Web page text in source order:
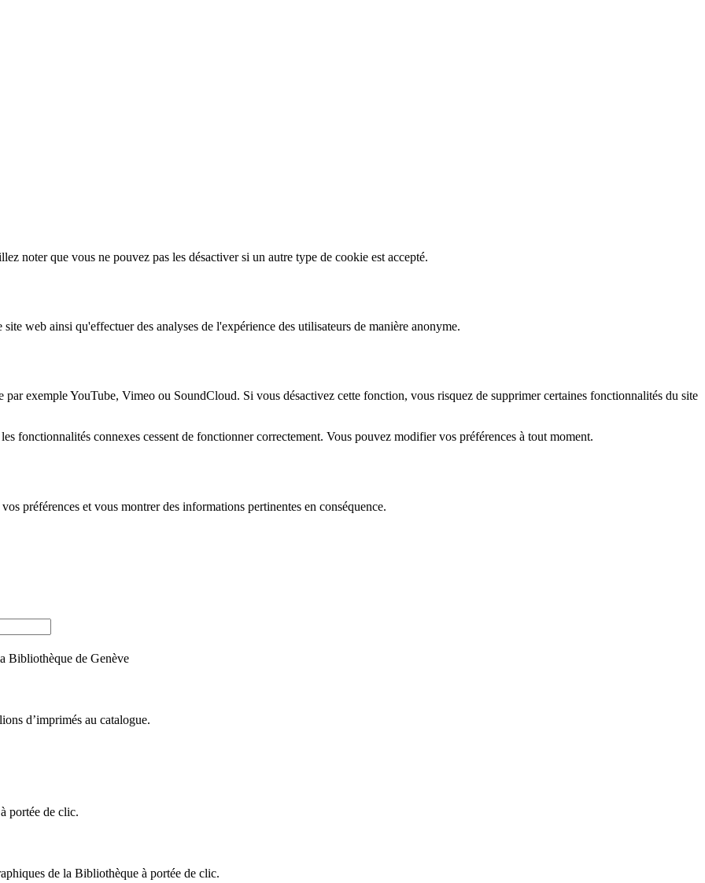
noter que vous ne pouvez pas les désactiver si un autre type de cookie est accepté.
web ainsi qu'effectuer des analyses de l'expérience des utilisateurs de manière anonyme.
exemple YouTube, Vimeo ou SoundCloud. Si vous désactivez cette fonction, vous risquez de supprimer certaines fonctionnalités du site
fonctionnalités connexes cessent de fonctionner correctement. Vous pouvez modifier vos préférences à tout moment.
préférences et vous montrer des informations pertinentes en conséquence.
Bibliothèque de Genève
d’imprimés au catalogue.
portée de clic.
de la Bibliothèque à portée de clic.